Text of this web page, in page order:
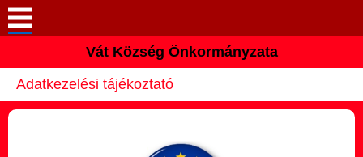
Köszöntő
Vát Község Önkormányzata
Adatkezelési tájékoztató